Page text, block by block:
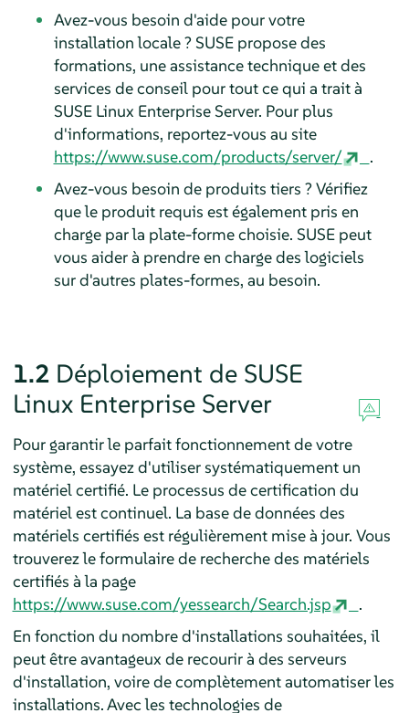
Avez-vous besoin d'aide pour votre
installation locale ? SUSE propose des
formations, une assistance technique et des
services de conseil pour tout ce qui a trait à
SUSE Linux Enterprise Server. Pour plus
d'informations, reportez-vous au site
https://www.suse.com/products/server/
.
Avez-vous besoin de produits tiers ? Vérifiez
que le produit requis est également pris en
charge par la plate-forme choisie. SUSE peut
vous aider à prendre en charge des logiciels
sur d'autres plates-formes, au besoin.
1.2 Déploiement de SUSE
Linux Enterprise Server
Pour garantir le parfait fonctionnement de votre
système, essayez d'utiliser systématiquement un
matériel certifié. Le processus de certification du
matériel est continuel. La base de données des
matériels certifiés est régulièrement mise à jour. Vous
trouverez le formulaire de recherche des matériels
certifiés à la page
https://www.suse.com/yessearch/Search.jsp
.
En fonction du nombre d'installations souhaitées, il
peut être avantageux de recourir à des serveurs
d'installation, voire de complètement automatiser les
installations.Avec les technologies de